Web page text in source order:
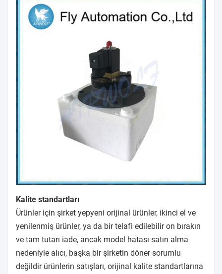
Kalite standartları
Ürünler için şirket yepyeni orijinal ürünler, ikinci el ve
yenilenmiş ürünler, ya da bir telafi edilebilir on bırakın
ve tam tutarı iade, ancak model hatası satın alma
nedeniyle alıcı, başka bir şirketin döner sorumlu
değildir ürünlerin satışları, orijinal kalite standartlarına